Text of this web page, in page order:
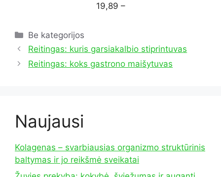
19,89 –
Kategorijos
Be kategorijos
Reitingas: kuris garsiakalbio stiprintuvas
Reitingas: koks gastrono maišytuvas
Naujausi
Kolagenas – svarbiausias organizmo struktūrinis
baltymas ir jo reikšmė sveikatai